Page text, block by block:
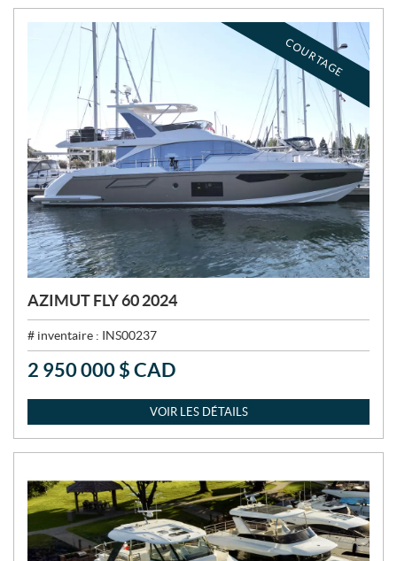
:
COURTAGE
AZIMUT FLY 60 2024
# inventaire : INS00237
P
X
2 950 000 $ CAD
VOIR LES DÉTAILS